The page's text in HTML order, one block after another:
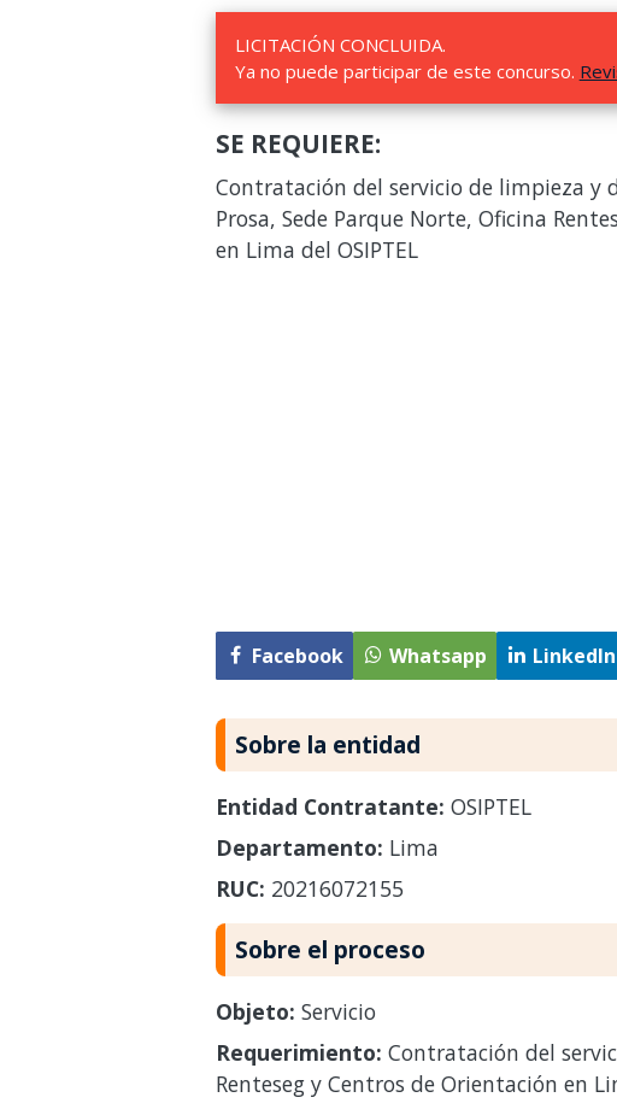
LICITACIÓN CONCLUIDA.
Ya no puede participar de este concurso.
SE REQUIERE:
Contratación del servicio de limpieza y
Prosa, Sede Parque Norte, Oficina
en Lima del OSIPTEL
Facebook Whatsapp LinkedIn
Sobre la entidad
Entidad Contratante: OSIPTEL
Departamento: Lima
RUC: 20216072155
Sobre el proceso
Objeto: Servicio
Requerimiento: Contratación del
Renteseg y Centros de Orientación en